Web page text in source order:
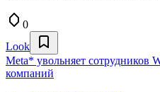
0
Look
Meta* увольняет сотрудников
компаний